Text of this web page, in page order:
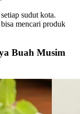
sudut kota.
mencari produk
Buah Musim